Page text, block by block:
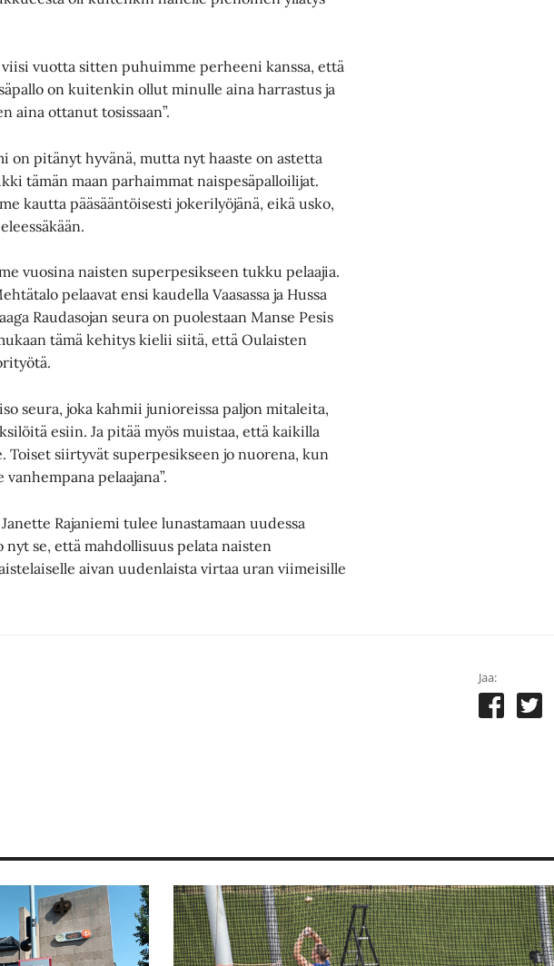
viisi vuotta sitten puhuimme perheeni kanssa, että
on kuitenkin ollut minulle aina harrastus ja
aina ottanut tosissaan”.
on pitänyt hyvänä, mutta nyt haaste on astetta
tämän maan parhaimmat naispesäpalloilijat.
kautta pääsääntöisesti jokerilyöjänä, eikä usko,
vuosina naisten superpesikseen tukku pelaajia.
pelaavat ensi kaudella Vaasassa ja Hussa
Raudasojan seura on puolestaan Manse Pesis
tämä kehitys kielii siitä, että Oulaisten
seura, joka kahmii junioreissa paljon mitaleita,
esiin. Ja pitää myös muistaa, että kaikilla
Toiset siirtyvät superpesikseen jo nuorena, kun
pelaajana”.
Rajaniemi tulee lunastamaan uudessa
nyt se, että mahdollisuus pelata naisten
aivan uudenlaista virtaa uran viimeisille
Jaa: